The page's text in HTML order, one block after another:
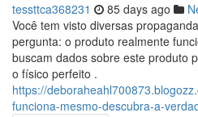
tessttca368231 85 days ago
Você tem visto diversas
pergunta: o produto realmente
buscam dados sobre este produto
o físico perfeito .
https://
funciona-mesmo-descubra-a-